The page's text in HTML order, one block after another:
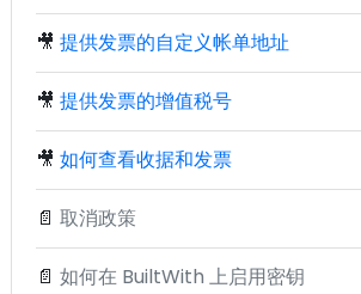
🎥 提供发票的自定义帐单地址
🎥 提供发票的增值税号
🎥 如何查看收据和发票
📄 取消政策
📄 如何在 BuiltWith 上启用密钥